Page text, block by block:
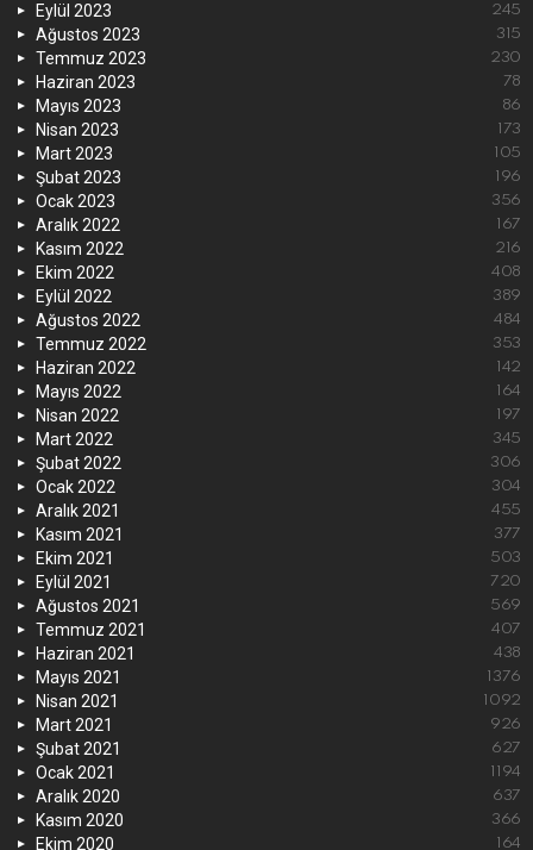
Eylül 2023 245
Ağustos 2023 315
Temmuz 2023 230
Haziran 2023 78
Mayıs 2023 86
Nisan 2023 173
Mart 2023 105
Şubat 2023 196
Ocak 2023 356
Aralık 2022 167
Kasım 2022 216
Ekim 2022 408
Eylül 2022 389
Ağustos 2022 484
Temmuz 2022 353
Haziran 2022 142
Mayıs 2022 164
Nisan 2022 197
Mart 2022 345
Şubat 2022 306
Ocak 2022 304
Aralık 2021 455
Kasım 2021 377
Ekim 2021 503
Eylül 2021 720
Ağustos 2021 569
Temmuz 2021 407
Haziran 2021 438
Mayıs 2021 1376
Nisan 2021 1092
Mart 2021 926
Şubat 2021 627
Ocak 2021 1194
Aralık 2020 637
Kasım 2020 366
Ekim 2020 164